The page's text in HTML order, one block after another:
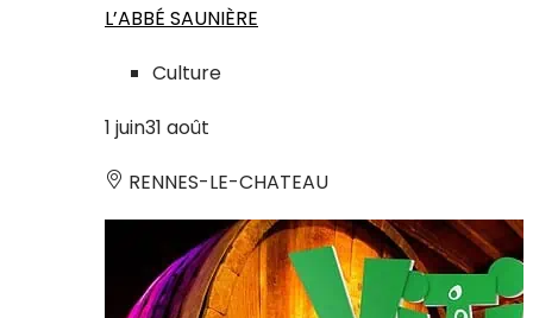
L’ABBÉ SAUNIÈRE
Culture
1 juin31 août
RENNES-LE-CHATEAU